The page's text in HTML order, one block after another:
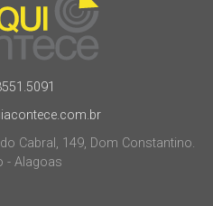
Cabral, 149, Dom Constantino.
- Alagoas